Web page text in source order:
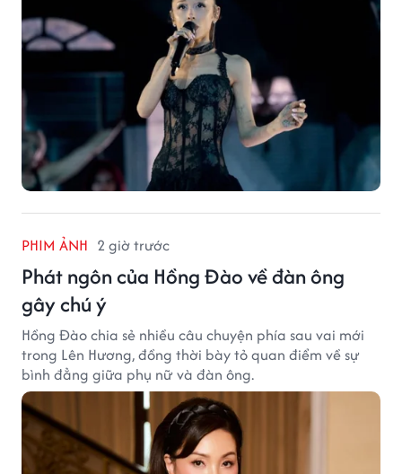
PHIM ẢNH 2 giờ trước
Phát ngôn của Hồng Đào về đàn ông
gây chú ý
Hồng Đào chia sẻ nhiều câu chuyện phía sau vai mới
trong Lên Hương, đồng thời bày tỏ quan điểm về sự
bình đẳng giữa phụ nữ và đàn ông.